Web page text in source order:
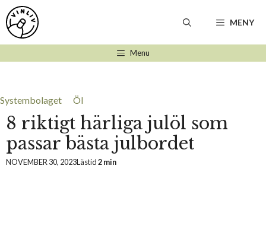
Hoppa
till
innehåll
MENY
Menu
Systembolaget Öl
8 riktigt härliga julöl som
passar bästa julbordet
NOVEMBER 30, 2023Lästid2 min